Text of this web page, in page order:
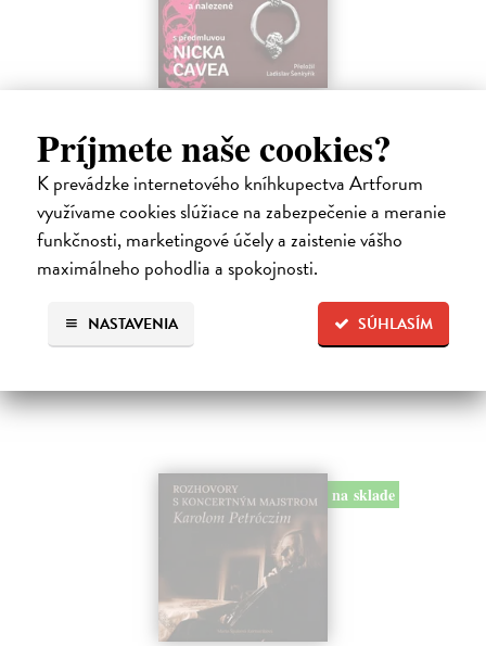
Príjmete naše cookies?
K prevádzke internetového kníhkupectva Artforum
využívame cookies slúžiace na zabezpečenie a meranie
funkčnosti, marketingové účely a zaistenie vášho
maximálneho pohodlia a spokojnosti.
SÚHLASÍM
NASTAVENIA
Ellis Warren
| Kniha
Ellisova kniha je neobvyklou literární poctou legendární jazzové
zpěvačce a pianistce Nině Simone. Světoznámý hudebník v ní vypráví
příběh zdánlivě bezvýznamného předmětu – žvýkačky, kterou
Simone během…
Na sklade
13,60 € ?
na sklade